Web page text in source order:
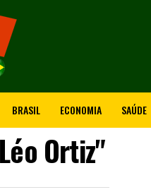
BRASIL ECONOMIA SAÚDE
Ortiz"